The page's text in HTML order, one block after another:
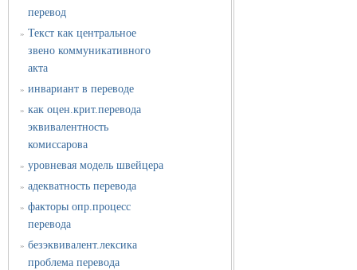
перевод
» Текст как центральное
звено коммуникативного
акта
» инвариант в переводе
» как оцен.крит.перевода
эквивалентность
комиссарова
» уровневая модель швейцера
» адекватность перевода
» факторы опр.процесс
перевода
» безэквивалент.лексика
проблема перевода